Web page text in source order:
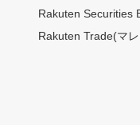
Rakuten Securities
Rakuten Trade(マ